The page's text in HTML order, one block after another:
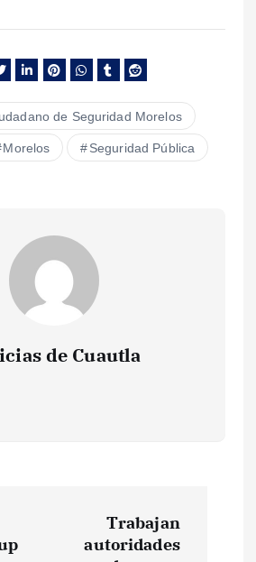
de Seguridad Morelos
Morelos Seguridad Pública
de Cuautla
Trabajan
autoridades